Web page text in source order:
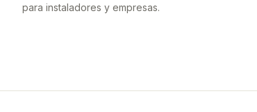
para instaladores y empresas.